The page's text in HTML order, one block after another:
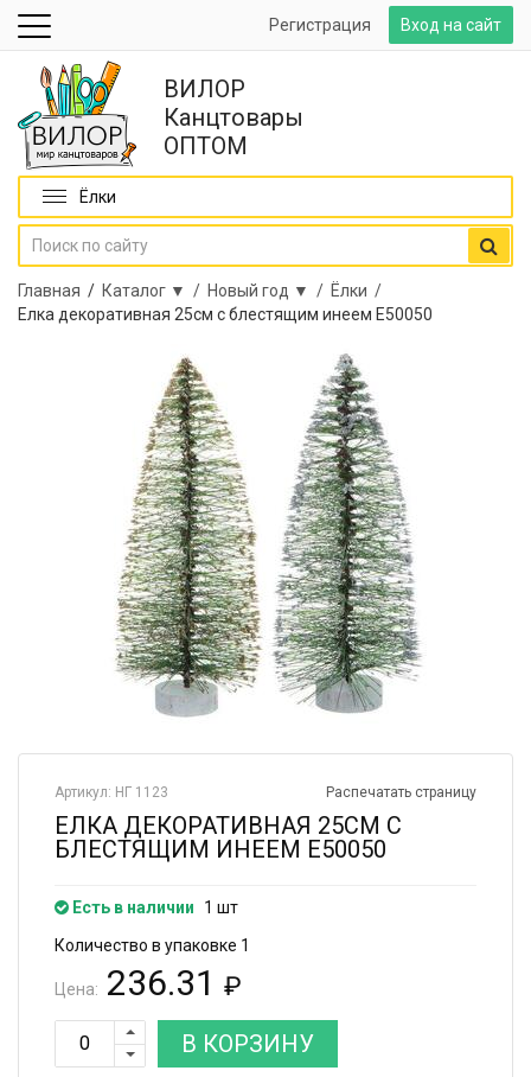
Вход на сайт
Регистрация
ВИЛОР
Канцтовары
ОПТОМ
Ёлки
Главная / Каталог ▼ / Новый год ▼ / Ёлки /
Елка декоративная 25см с блестящим инеем Е50050
Распечатать страницу
Артикул: НГ 1123
ЕЛКА ДЕКОРАТИВНАЯ 25СМ С
БЛЕСТЯЩИМ ИНЕЕМ Е50050
Есть в наличии
1 шт
Количество в упаковке 1
Цена: 236.31 ₽
В КОРЗИНУ